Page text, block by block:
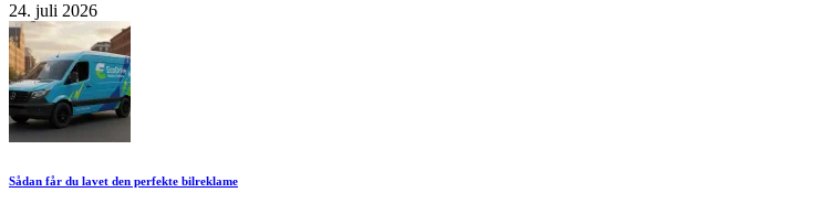
24. juli 2026
Sådan får du lavet den perfekte bilreklame